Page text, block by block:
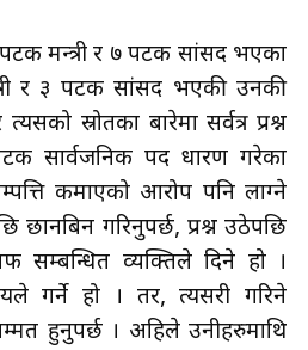
मन्त्री र ७ पटक सांसद भएका
र ३ पटक सांसद भएकी उनकी
स्रोतका बारेमा सर्वत्र प्रश्न
सार्वजनिक पद धारण गरेका
कमाएको आरोप पनि लाग्ने
गरिनुपर्छ, प्रश्न उठेपछि
सम्बन्धित व्यक्तिले दिने हो ।
गर्ने हो । तर, त्यसरी गरिने
हुनुपर्छ । अहिले उनीहरुमाथि